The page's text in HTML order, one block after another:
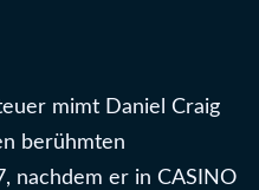
mimt Daniel Craig
berühmten
nachdem er in CASINO